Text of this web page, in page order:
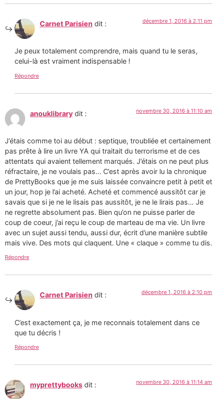
Carnet Parisien dit : décembre 1, 2016 à 2:11 pm
Je peux totalement comprendre, mais quand tu le seras,
celui-là est vraiment indispensable !
Répondre
anouklibrary dit : novembre 30, 2016 à 11:10 am
J’étais comme toi au début : septique, troubliée et certainement
pas prête à lire un livre YA qui traitait du terrorisme et de ces
attentats qui avaient tellement marqués. J’étais on ne peut plus
réfractaire, je ne voulais pas… C’est après avoir lu la chronique
de PrettyBooks que je me suis laissée convaincre petit à petit et
un jour, hop je l’ai acheté. Acheté et commencé aussitôt car je
savais que si je ne le lisais pas aussitôt, je ne le lirais pas… Je
ne regrette absolument pas. Bien qu’on ne puisse parler de
coup de coeur, j’ai reçu le coup de marteau de ma vie. Un livre
avec un sujet aussi tendu, aussi dur, écrit d’une manière subtile
mais vive. Des mots qui claquent. Une « claque » comme tu dis.
Répondre
Carnet Parisien dit : décembre 1, 2016 à 2:10 pm
C’est exactement ça, je me reconnais totalement dans ce
que tu décris !
Répondre
myprettybooks dit : novembre 30, 2016 à 11:14 am